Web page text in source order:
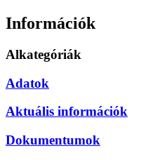
Információk
Alkategóriák
Adatok
Aktuális információk
Dokumentumok